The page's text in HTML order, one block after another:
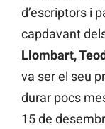
d’escriptors i
capdavant
Llombart,
va ser el seu
durar pocs
15 de